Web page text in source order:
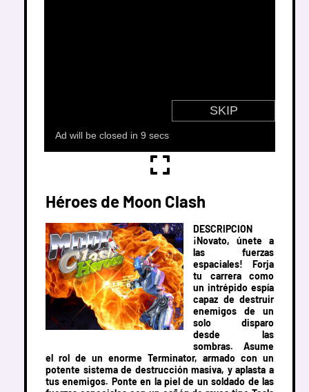
Héroes de Moon Clash
DESCRIPCION
¡Novato, únete a
las fuerzas
espaciales! Forja
tu carrera como
un intrépido espía
capaz de destruir
enemigos de un
solo disparo
desde las
sombras. Asume
el rol de un enorme Terminator, armado con un
potente sistema de destrucción masiva, y aplasta a
tus enemigos. Ponte en la piel de un soldado de las